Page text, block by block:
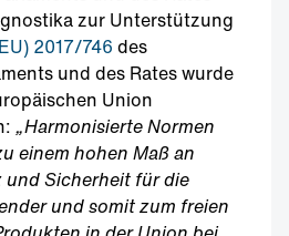
zur Unterstützung
2017/746 des
und des Rates wurde
Union
„Harmonisierte Normen
einem hohen Maß an
Sicherheit für die
und somit zum freien